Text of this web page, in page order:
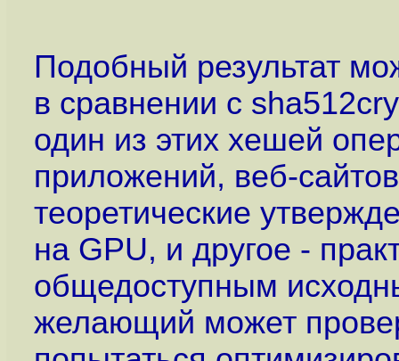
Подобный результат
в сравнении с
один из этих хешей
приложений, веб-
теоретические
на GPU, и другое -
общедоступным
желающий может